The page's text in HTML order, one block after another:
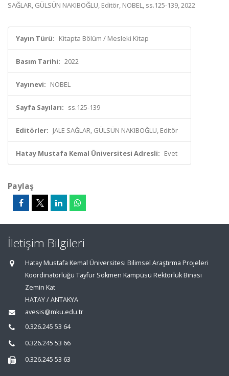
SAĞLAR, GÜLSÜN NAKIBOĞLU, Editör, NOBEL, ss.125-139, 2022
Yayın Türü: Kitapta Bölüm / Mesleki Kitap
Basım Tarihi: 2022
Yayınevi: NOBEL
Sayfa Sayıları: ss.125-139
Editörler: JALE SAĞLAR, GÜLSÜN NAKIBOĞLU, Editör
Hatay Mustafa Kemal Üniversitesi Adresli: Evet
Paylaş
İletişim Bilgileri
Hatay Mustafa Kemal Üniversitesi Bilimsel Araştırma Projeleri
Koordinatörlüğü Tayfur Sökmen Kampüsü Rektörlük Binası
Zemin Kat
HATAY / ANTAKYA
avesis@mku.edu.tr
0.326.245 53 64
0.326.245 53 66
0.326.245 53 63